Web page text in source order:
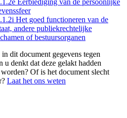
Het goed functioneren van de
andere publiekrechtelijke
of bestuursorganen
dit document gegevens tegen
u denkt dat deze gelakt hadden
Of is het document slecht
Laat het ons weten